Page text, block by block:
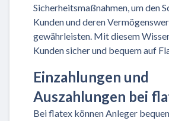
Sicherheitsmaßnahmen, um den
Kunden und deren
gewährleisten. Mit diesem
Kunden sicher und bequem auf
Einzahlungen und
Auszahlungen bei
Bei flatex können Anleger